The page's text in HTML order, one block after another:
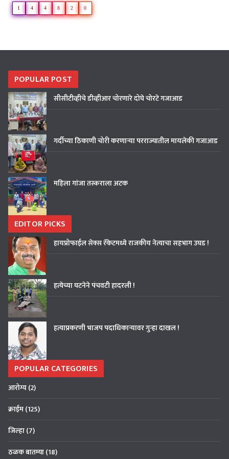
1 4 4 8 2 0
POPULAR POST
सीसीटीव्हीचे डीव्हीआर चोरणारे दोघे चोरटे गजाआड
गर्दीच्या ठिकाणी चोरी करणाऱ्या परराज्यातील मायलेकी गजाआड
महिला गांजा तस्कराला अटक
EDITOR PICKS
हायप्रोफाईल सेक्स रॅकेटमध्ये राजकीय नेत्याचा सहभाग उघड !
हत्येच्या घटनेने पंचवटी हादरली !
हत्याप्रकरणी भाजप पदाधिकाऱ्यावर गुन्हा दाखल !
POPULAR CATEGORIES
आरोग्य(2)
क्राईम(125)
जिल्हा(7)
ठळक बातम्या(18)